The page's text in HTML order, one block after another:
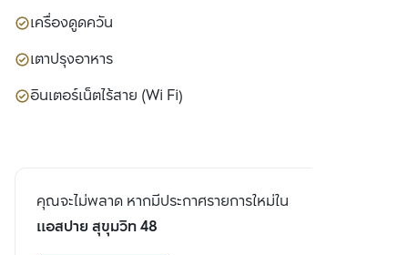
เครื่องดูดควัน
เตาปรุงอาหาร
อินเตอร์เน็ตไร้สาย (Wi Fi)
คุณจะไม่พลาด หากมีประกาศรายการใหม่ใน
แอสปาย สุขุมวิท 48